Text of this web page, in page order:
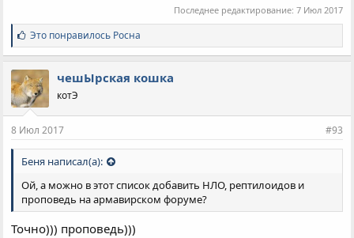
Последнее редактирование: 7 Июл 2017
С
и
м
п
а
т
и
:
Это понравилось Росна
чешЫрская кошка
котЭ
8 Июл 2017 #93
Беня написал(а):
Ой, а можно в этот список добавить НЛО, рептилоидов и
проповедь на армавирском форуме?
Точно))) проповедь)))